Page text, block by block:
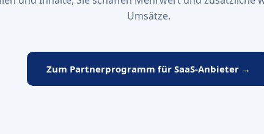
Umsätze.
Zum Partnerprogramm für SaaS-Anbieter →